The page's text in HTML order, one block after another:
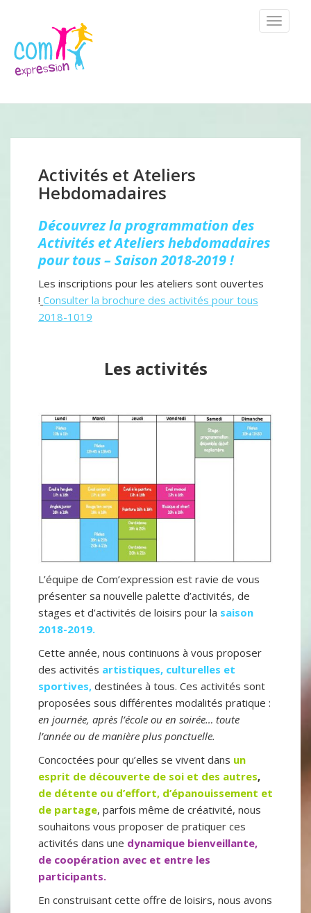
TOGGLE
Activités et Ateliers
Hebdomadaires
Découvrez la programmation des
Activités et Ateliers hebdomadaires
pour tous – Saison 2018-2019 !
Les inscriptions pour les ateliers sont ouvertes
! Consulter la brochure des activités pour tous
2018-1019
Les activités
L’équipe de Com’expression est ravie de vous
présenter sa nouvelle palette d’activités, de
stages et d’activités de loisirs pour la saison
2018-2019.
Cette année, nous continuons à vous proposer
des activités artistiques, culturelles et
sportives, destinées à tous. Ces activités sont
proposées sous différentes modalités pratique :
en journée, après l’école ou en soirée… toute
l’année ou de manière plus ponctuelle.
Concoctées pour qu’elles se vivent dans un
esprit de découverte de soi et des autres,
de détente ou d’effort, d’épanouissement et
de partage, parfois même de créativité, nous
souhaitons vous proposer de pratiquer ces
activités dans une dynamique bienveillante,
de coopération avec et entre les
participants.
En construisant cette offre de loisirs, nous avons